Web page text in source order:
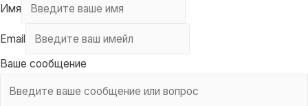
Имя
Email
Ваше сообщение